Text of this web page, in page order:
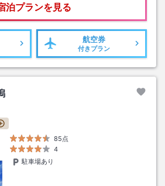
泊プランを見る
航空券
付きプラン
85点
4
駐車場あり